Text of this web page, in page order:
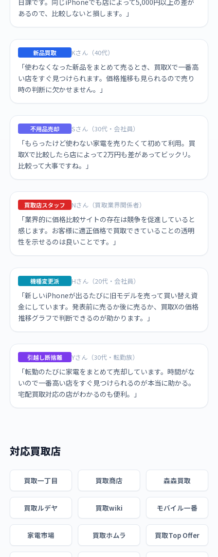
日課です。同じiPhoneでも店によって5,000円以上の差が
あるので、比較しないと損します。」
新品買取 Kさん（40代）
「使わなくなった新品をまとめて売るとき、買取Xで一番高
い店をすぐ見つけられます。価格推移も見られるので売り
時の判断に欠かせません。」
不用品売却 Sさん（30代・会社員）
「もらったけど使わない家電を売りたくて初めて利用。買
取Xで比較したら店によって2万円も差があってビックリ。
比較って大事ですね。」
買取店スタッフ Nさん（買取業界関係者）
「業界的に価格比較サイトの存在は競争を促進していると
感じます。お客様に適正価格で買取できていることの透明
性を示せるのは良いことです。」
機種変更派 Hさん（20代・会社員）
「新しいiPhoneが出るたびに旧モデルを売って買い替え資
金にしています。発表前に売るか後に売るか、買取Xの価格
推移グラフで判断できるのが助かります。」
引越し断捨離 Yさん（30代・転勤族）
「転勤のたびに家電をまとめて売却しています。時間がな
いので一番高い店をすぐ見つけられるのが本当に助かる。
宅配買取対応の店がわかるのも便利。」
対応買取店
買取一丁目 買取商店 森森買取
買取ルデヤ 買取wiki モバイル一番
家電市場 買取ホムラ 買取Top Offer